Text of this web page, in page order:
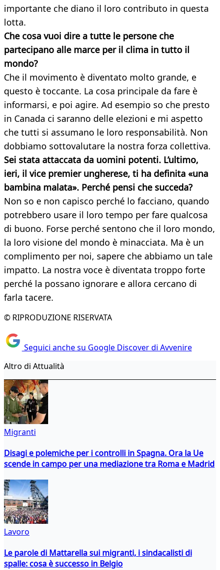
importante che diano il loro contributo in questa
lotta.
Che cosa vuoi dire a tutte le persone che
partecipano alle marce per il clima in tutto il
mondo?
Che il movimento è diventato molto grande, e
questo è toccante. La cosa principale da fare è
informarsi, e poi agire. Ad esempio so che presto
in Canada ci saranno delle elezioni e mi aspetto
che tutti si assumano le loro responsabilità. Non
dobbiamo sottovalutare la nostra forza collettiva.
Sei stata attaccata da uomini potenti. L’ultimo,
ieri, il vice premier ungherese, ti ha definita «una
bambina malata». Perché pensi che succeda?
Non so e non capisco perché lo facciano, quando
potrebbero usare il loro tempo per fare qualcosa
di buono. Forse perché sentono che il loro mondo,
la loro visione del mondo è minacciata. Ma è un
complimento per noi, sapere che abbiamo un tale
impatto. La nostra voce è diventata troppo forte
perché la possano ignorare e allora cercano di
farla tacere.
© RIPRODUZIONE RISERVATA
Seguici anche su Google Discover di Avvenire
Altro di Attualità
Migranti
Disagi e polemiche per i controlli in Spagna. Ora la Ue
scende in campo per una mediazione tra Roma e Madrid
Lavoro
Le parole di Mattarella sui migranti, i sindacalisti di
spalle: cosa è successo in Belgio